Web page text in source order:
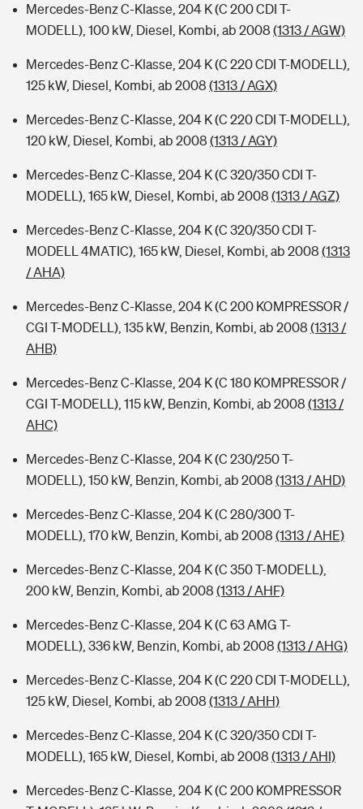
Mercedes-Benz C-Klasse, 204 K (C 200 CDI T-
MODELL), 100 kW, Diesel, Kombi, ab 2008 (1313 / AGW)
Mercedes-Benz C-Klasse, 204 K (C 220 CDI T-MODELL),
125 kW, Diesel, Kombi, ab 2008 (1313 / AGX)
Mercedes-Benz C-Klasse, 204 K (C 220 CDI T-MODELL),
120 kW, Diesel, Kombi, ab 2008 (1313 / AGY)
Mercedes-Benz C-Klasse, 204 K (C 320/350 CDI T-
MODELL), 165 kW, Diesel, Kombi, ab 2008 (1313 / AGZ)
Mercedes-Benz C-Klasse, 204 K (C 320/350 CDI T-
MODELL 4MATIC), 165 kW, Diesel, Kombi, ab 2008 (1313
/ AHA)
Mercedes-Benz C-Klasse, 204 K (C 200 KOMPRESSOR /
CGI T-MODELL), 135 kW, Benzin, Kombi, ab 2008 (1313 /
AHB)
Mercedes-Benz C-Klasse, 204 K (C 180 KOMPRESSOR /
CGI T-MODELL), 115 kW, Benzin, Kombi, ab 2008 (1313 /
AHC)
Mercedes-Benz C-Klasse, 204 K (C 230/250 T-
MODELL), 150 kW, Benzin, Kombi, ab 2008 (1313 / AHD)
Mercedes-Benz C-Klasse, 204 K (C 280/300 T-
MODELL), 170 kW, Benzin, Kombi, ab 2008 (1313 / AHE)
Mercedes-Benz C-Klasse, 204 K (C 350 T-MODELL),
200 kW, Benzin, Kombi, ab 2008 (1313 / AHF)
Mercedes-Benz C-Klasse, 204 K (C 63 AMG T-
MODELL), 336 kW, Benzin, Kombi, ab 2008 (1313 / AHG)
Mercedes-Benz C-Klasse, 204 K (C 220 CDI T-MODELL),
125 kW, Diesel, Kombi, ab 2008 (1313 / AHH)
Mercedes-Benz C-Klasse, 204 K (C 320/350 CDI T-
MODELL), 165 kW, Diesel, Kombi, ab 2008 (1313 / AHI)
Mercedes-Benz C-Klasse, 204 K (C 200 KOMPRESSOR